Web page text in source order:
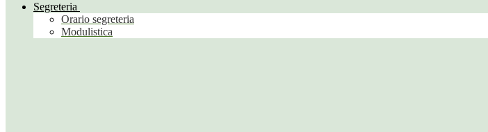
Segreteria
Orario segreteria
Modulistica